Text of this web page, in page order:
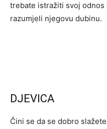
trebate istražiti svoj
razumjeli njegovu dubinu.
DJEVICA
Čini se da se dobro